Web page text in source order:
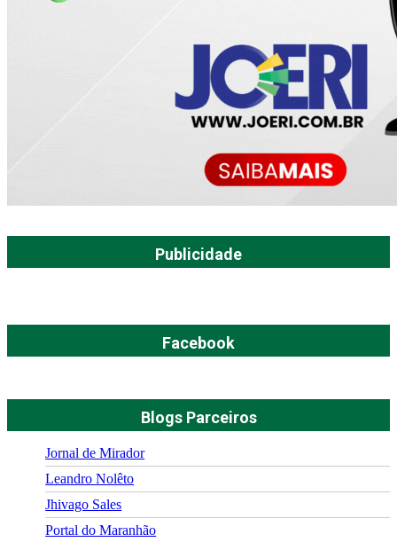
Publicidade
Facebook
Blogs Parceiros
Jornal de Mirador
Leandro Nolêto
Jhivago Sales
Portal do Maranhão